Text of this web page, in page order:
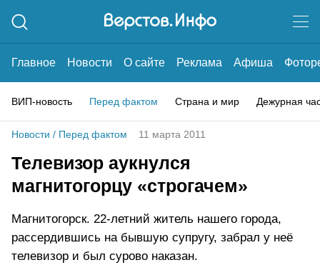
Главное Новости О сайте Реклама Афиша
ВИП-новость Перед фактом Страна и мир Дежурная
Новости / Перед фактом 11 марта 2011
Телевизор аукнулся
магнитогорцу «строгачем»
Магнитогорск. 22-летний житель нашего города,
рассердившись на бывшую супругу, забрал у неё
телевизор и был сурово наказан.